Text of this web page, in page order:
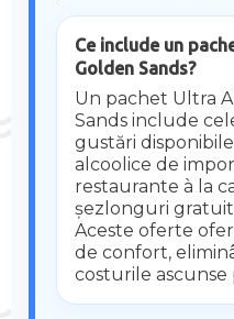
Ce include un
Golden Sands?
Un pachet Ultra
Sands include
gustări
alcoolice de
restaurante à la
șezlonguri
Aceste oferte
de confort,
costurile ascunse